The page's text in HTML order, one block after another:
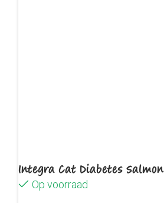
Integra Cat Diabetes Salmon
Op voorraad